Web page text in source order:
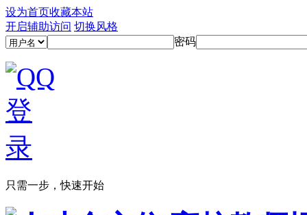
设为首页收藏本站
开启辅助访问 切换风格
密码
只需一步，快速开始